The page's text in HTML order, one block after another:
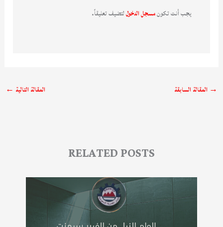
يجب أنت تكونمسجل الدخوللتضيف تعليقاً.
→ المقالة السابقة المقالة التالية ←
RELATED POSTS